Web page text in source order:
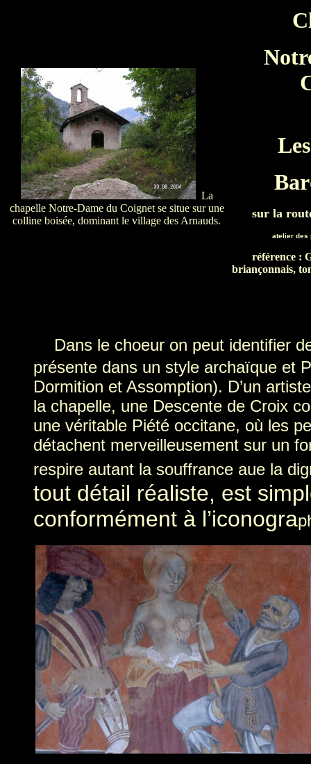
La
chapelle Notre-Dame du Coignet se situe sur une
colline boisée, dominant le village des Arnauds.
sur la
atelier des
référence :
briançonnais,
Dans le choeur on peut identifier
présente dans un style archaïque et
Dormition et Assomption). D’un
la chapelle, une Descente de Croix
une véritable Piété occitane, où les
détachent merveilleusement sur un
respire autant la souffrance aue la
tout détail réaliste, est
conformément à l’iconogra